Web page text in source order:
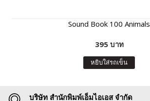
Sound Book 100 Animals
395 บาท
หยิบใส่รถเข็น
บริษัท สำนักพิมพ์เอ็มไอเอส จำกัด